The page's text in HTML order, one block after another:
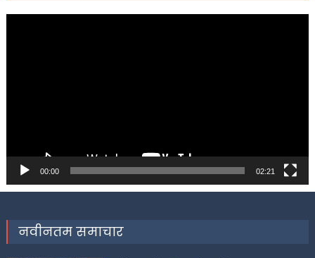
00:00 02:21
नवीनतम समाचार